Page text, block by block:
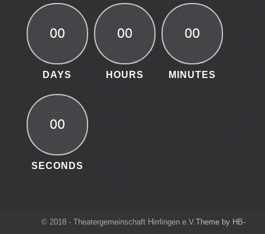
00
DAYS
00
HOURS
00
MINUTES
00
SECONDS
© 2018 - Theatergemeinschaft Hirrlingen e.V.Theme by HB-